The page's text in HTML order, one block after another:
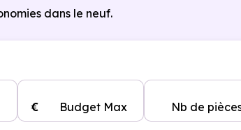
dans le neuf.
Budget Max
€ Nb de